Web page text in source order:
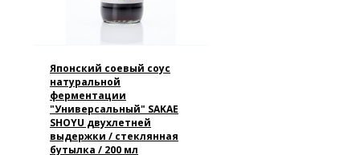
Японский соевый соус
натуральной
ферментации
"Универсальный" SAKAE
SHOYU двухлетней
выдержки / стеклянная
бутылка / 200 мл